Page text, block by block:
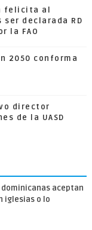
felicita al
declarada RD
la FAO
2050 conforma
director
de la UASD
aceptan
iglesias o lo